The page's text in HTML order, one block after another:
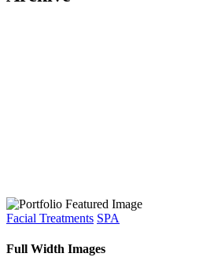
Facial Treatments SPA
Full Width Images